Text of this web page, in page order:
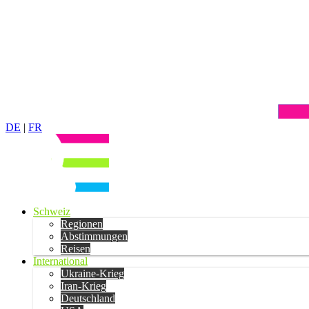
DE | FR
Schweiz
Regionen
Abstimmungen
Reisen
International
Ukraine-Krieg
Iran-Krieg
Deutschland